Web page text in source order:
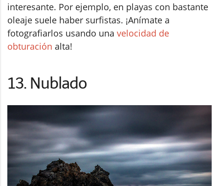
interesante. Por ejemplo, en playas con bastante
oleaje suele haber surfistas. ¡Anímate a
fotografiarlos usando una velocidad de
obturación alta!
13. Nublado